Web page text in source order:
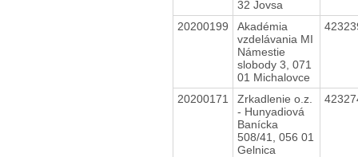
32 Jovsa
20200199
Akadémia
vzdelávania MI
Námestie
slobody 3, 071
01 Michalovce
20200171
Zrkadlenie o.z.
- Hunyadiová
Banícka
508/41, 056 01
Gelnica